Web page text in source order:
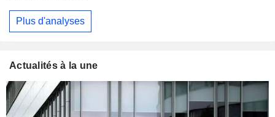
Plus d'analyses
Actualités à la une